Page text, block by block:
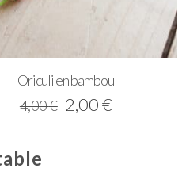
Oriculi en bambou
4,00€ Le
2,00€Le